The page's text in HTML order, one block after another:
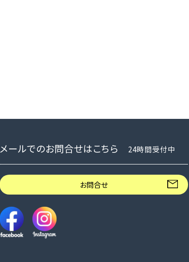
メールでのお問合せはこちら 24時間受付中
お問合せ